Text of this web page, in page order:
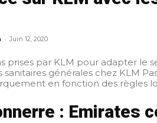
- Juin 12, 2020
prises par KLM pour adapter le
: Emirates